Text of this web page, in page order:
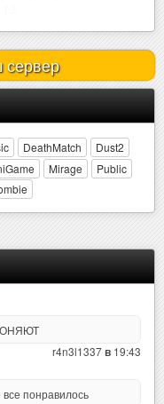
сервер
DeathMatch
Dust2
Mirage
Public
r4n3l1337в 19:43
понравилось